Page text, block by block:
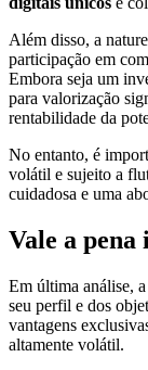
Além disso, a
participação em
Embora seja um
para valorização
rentabilidade da
No entanto, é
volátil e sujeito a
cuidadosa e uma
Vale a
Em última análise,
seu perfil e dos
vantagens
altamente volátil.